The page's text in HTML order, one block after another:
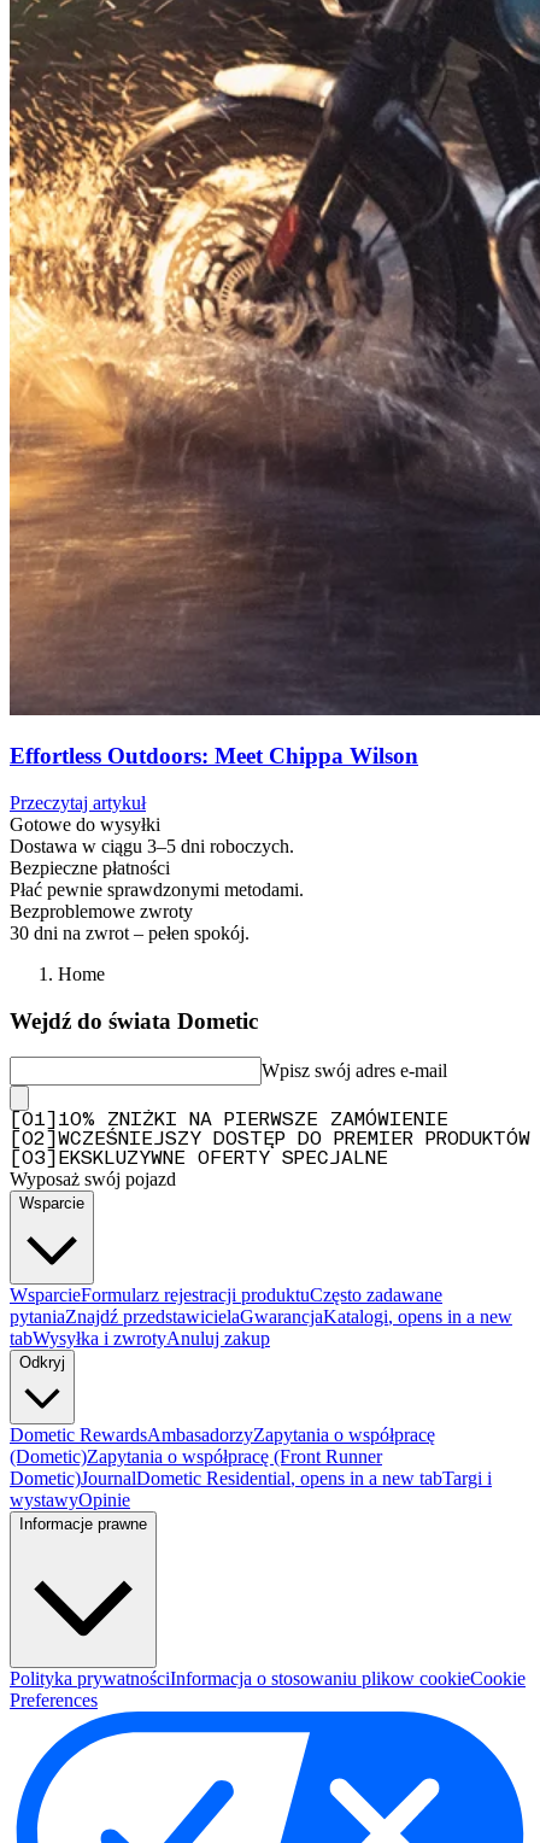
Effortless Outdoors: Meet Chippa Wilson
Przeczytaj artykuł
Gotowe do wysyłki
Dostawa w ciągu 3–5 dni roboczych.
Bezpieczne płatności
Płać pewnie sprawdzonymi metodami.
Bezproblemowe zwroty
30 dni na zwrot – pełen spokój.
Home
Wejdź do świata Dometic
Wpisz swój adres e-mail
01
10% ZNIŻKI NA PIERWSZE ZAMÓWIENIE
02
WCZEŚNIEJSZY DOSTĘP DO PREMIER PRODUKTÓW
03 EKSKLUZYWNE OFERTY SPECJALNE
Wyposaż swój pojazd
Wsparcie
WsparcieFormularz rejestracji produktuCzęsto zadawane
pytaniaZnajdź przedstawicielaGwarancjaKatalogi, opens in a new
tabWysyłka i zwrotyAnuluj zakup
Odkryj
Dometic RewardsAmbasadorzyZapytania o współpracę
(Dometic)Zapytania o współpracę (Front Runner
Dometic)JournalDometic Residential, opens in a new tabTargi i
wystawyOpinie
Informacje prawne
Polityka prywatnościInformacja o stosowaniu plikow cookieCookie
Preferences